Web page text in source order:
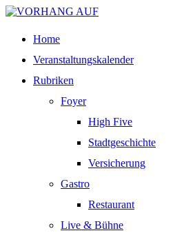
Home
Veranstaltungskalender
Rubriken
Foyer
High Five
Stadtgeschichte
Versicherung
Gastro
Restaurant
Live & Bühne